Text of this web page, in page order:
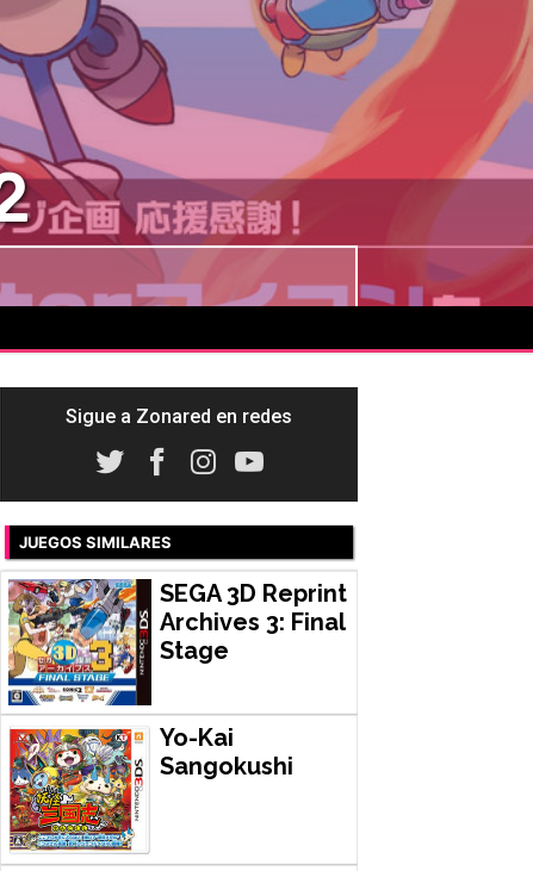
Sigue a Zonared en redes
JUEGOS SIMILARES
SEGA 3D Reprint
Archives 3: Final
Stage
Yo-Kai
Sangokushi